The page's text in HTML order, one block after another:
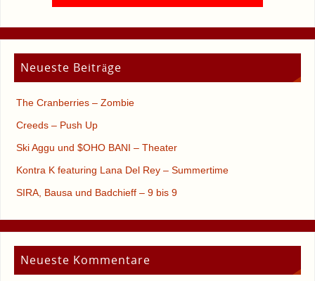
Neueste Beiträge
The Cranberries – Zombie
Creeds – Push Up
Ski Aggu und $OHO BANI – Theater
Kontra K featuring Lana Del Rey – Summertime
SIRA, Bausa und Badchieff – 9 bis 9
Neueste Kommentare